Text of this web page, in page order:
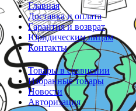
Главная
Доставка и оплата
Гарантия и возврат
Юридическим лицам
Контакты
Товары в сравнении
Избранные товары
Новости
Авторизация